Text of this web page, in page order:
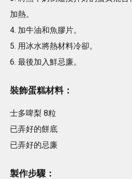
加熱。
4. 加牛油和魚膠片。
5. 用冰水將熱材料冷卻。
6. 最後加入鮮忌廉。
裝飾蛋糕材料：
士多啤梨 8粒
已弄好的餅底
已弄好的忌廉
製作步驟：